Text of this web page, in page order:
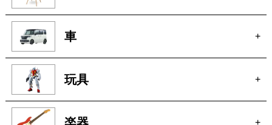
玩具 +
楽器 +
洋服 +